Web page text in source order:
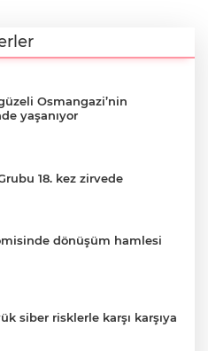
Osmangazi’nin
yaşanıyor
18. kez zirvede
dönüşüm hamlesi
siber risklerle karşı karşıya